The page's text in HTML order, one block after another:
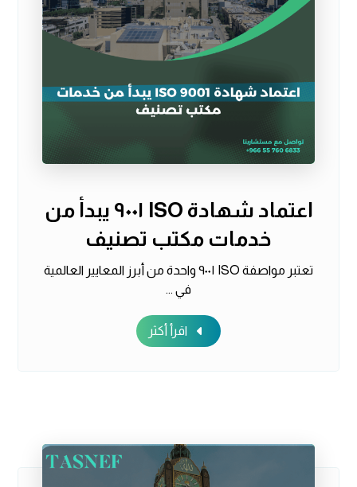
اعتماد شهادة ISO ٩٠٠١ يبدأ من
خدمات مكتب تصنيف
تعتبر مواصفة ISO ٩٠٠١ واحدة من أبرز المعايير العالمية
في ...
اقرأ أكثر